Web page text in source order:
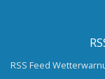
RSS Feed